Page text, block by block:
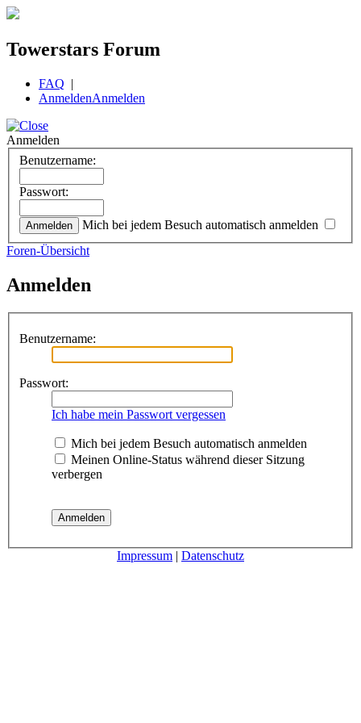
Towerstars Forum
FAQ |
AnmeldenAnmelden
Anmelden
Benutzername:
Passwort:
Mich bei jedem Besuch automatisch anmelden
Foren-Übersicht
Anmelden
Benutzername:
Passwort:
Ich habe mein Passwort vergessen
Mich bei jedem Besuch automatisch anmelden
Meinen Online-Status während dieser Sitzung
verbergen
Impressum | Datenschutz